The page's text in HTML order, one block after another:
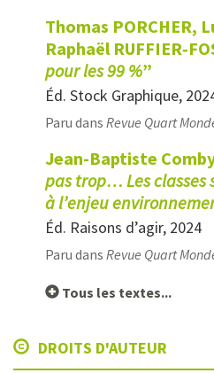
Thomas PORCHER,
Raphaël
pour les 99 %”
Éd. Stock Graphique,
Paru dans Revue Quart
Jean-Baptiste
pas trop… Les classes
à l’enjeu
Éd. Raisons d’agir, 2024
Paru dans Revue Quart
Tous les textes...
DROITS D'AUTEUR